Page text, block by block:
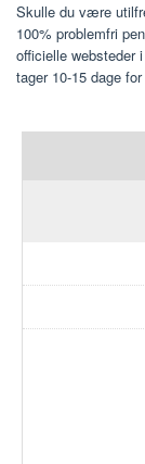
Skulle du være
100% problemfri
officielle websteder
tager 10-15 dage